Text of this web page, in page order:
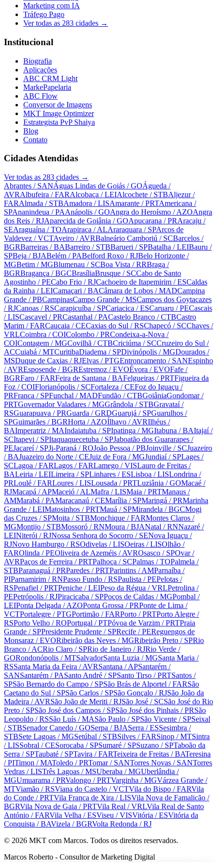
Marketing com IA
Tráfego Pago
Ver todas as 283 cidades →
Institucional
Biografia
Aplicações
ABC CRM Light
MarkePapelaria
ABC Flow
Conversor de Imagens
MKT Image Optimizer
Estrategista PvP Shaiya
Blog
Contato
Cidades Atendidas
Ver todas as 283 cidades →
Abrantes / SANÁguas Lindas de Goiás / GOÁgueda /
AVRAlbufeira / FARAlcobaça / LEIAlcochete / STBAljezur/
FARAlmada / STBAmadora / LISAmarante / PRTAmericana /
SPAnanindeua / PAAnápolis / GOAngra do Heroísmo / AZOAngra
dos Reis / RJAparecida de Goiânia / GOApucarana / PRAracaju /
SEAraguaína / TOArapiraca / ALAraraquara / SPArcos de
Valdevez / VCTAveiro / AVRBalneário Camboriú / SCBarcelos /
BGRBarreiras / BABarreiro / STBBarueri / SPBatalha / LEIBauru /
SPBeja / BJABelém / PABelford Roxo / RJBelo Horizonte /
MGBetim / MGBlumenau / SCBoa Vista / RRBraga /
BGRBragança / BGCBrasíliaBrusque / SCCabo de Santo
Agostinho / PECabo Frio / RJCachoeiro de Itapemirim / ESCaldas
da Rainha / LEICamaçari / BACâmara de Lobos / MADCampina
Grande / PBCampinasCampo Grande / MSCampos dos Goytacazes
/ RJCanoas / RSCarapicuíba / SPCariacica / ESCaruaru / PECascais
/ LISCascavel / PRCastanhal / PACastelo Branco / CTBCastro
Marim / FARCaucaia / CECaxias do Sul / RSChapecó / SCChaves /
VRLCoimbra / COIColombo / PRCondeixa-a-Nova /
COIContagem / MGCovilhã / CTBCriciúma / SCCruzeiro do Sul /
ACCuiabá / MTCuritibaDiadema / SPDivinópolis / MGDourados /
MSDuque de Caxias / RJElvas / PTGEntroncamento / SANEspinho
/ AVREsposende / BGREstremoz / EVOÉvora / EVOFafe /
BGRFaro / FARFeira de Santana / BAFelgueiras / PRTFigueira da
Foz / COIFlorianópolis / SCFortaleza / CEFoz do Iguaçu /
PRFranca / SPFunchal / MADFundão / CTBGoiâniaGondomar/
PRTGovernador Valadares / MGGrândola / STBGravataí/
RSGuarapuava / PRGuarda / GRDGuarujá / SPGuarulhos /
SPGuimarães / BGRHorta / AZOÍlhavo / AVRIlhéus /
BAImperatriz / MAIndaiatuba / SPIpatinga / MGItabuna / BAItajaí/
SCItapevi / SPItaquaquecetuba / SPJaboatão dos Guararapes /
PEJacareí/ SPJi-Paraná / ROJoão Pessoa / PBJoinville / SCJuazeiro
/ BAJuazeiro do Norte / CEJuiz de Fora / MGJundiaí/ SPLages /
SCLagoa / FARLagos / FARLamego / VISLauro de Freitas /
BALeiria / LEILimeira / SPLinhares / ESLisboa / LISLondrina /
PRLoulé / FARLoures / LISLousada / PRTLuziânia / GOMacaé /
RJMacapá / APMaceió / ALMafra / LISMaia / PRTManaus /
AMMarabá / PAMaracanaú / CEMarília / SPMaringá / PRMarinha
Grande / LEIMatosinhos / PRTMauá / SPMirandela / BGCMogi
das Cruzes / SPMoita / STBMonchique / FARMontes Claros /
MGMontijo / STBMossoró / RNMoura / BJANatal / RNNazaré /
LEINiterói / RJNossa Senhora do Socorro / SENova Iguaçu /
RJNovo Hamburgo / RSOdivelas / LISOeiras / LISOlhão /
FAROlinda / PEOliveira de Azeméis / AVROsasco / SPOvar/
AVRPaços de Ferreira / PRTPalhoça / SCPalmas / TOPalmela /
STBParanaguá / PRParedes / PRTParintins / AMParnaíba /
PIParnamirim / RNPasso Fundo / RSPaulista / PEPelotas /
RSPenafiel / PRTPeniche / LEIPeso da Régua / VRLPetrolina /
PEPetrópolis / RJPiracicaba / SPPoços de Caldas / MGPombal /
LEIPonta Delgada / AZOPonta Grossa / PRPonte de Lima /
VCTPortalegre / PTGPortimão / FARPorto / PRTPorto Alegre /
RSPorto Velho / ROPortugal / PTPóvoa de Varzim / PRTPraia
Grande / SPPresidente Prudente / SPRecife / PEReguengos de
Monsaraz / EVORibeirão das Neves / MGRibeirão Preto / SPRio
Branco / ACRio Claro / SPRio de Janeiro / RJRio Verde /
GORondonópolis / MTSalvadorSanta Luzia / MGSanta Maria /
RSSanta Maria da Feira / AVRSantana / APSantarém /
SANSantarém / PASanto André / SPSanto Tirso / PRTSantos /
SPSão Bernardo do Campo / SPSão Brás de Alportel / FARSão
Caetano do Sul / SPSão Carlos / SPSão Gonçalo / RJSão João da
Madeira / AVRSão João de Meriti / RJSão José / SCSão José do Rio
Preto / SPSão José dos Campos / SPSão José dos Pinhais / PRSão
Leopoldo / RSSão Luís / MASão Paulo / SPSão Vicente / SPSeixal
/ STBSenador Canedo / GOSerpa / BJASerra / ESSesimbra /
STBSete Lagoas / MGSetúbal / STBSilves / FARSinop / MTSintra
/ LISSobral / CESorocaba / SPSumaré / SPSuzano / SPTaboão da
Serra / SPTaubaté / SPTavira / FARTeixeira de Freitas / BATeresina
/ PITimon / MAToledo / PRTomar/ SANTorres Novas / SANTorres
Vedras / LISTrês Lagoas / MSUberaba / MGUberlândia /
MGUmuarama / PRValongo / PRTVarginha / MGVárzea Grande /
MTViamão / RSViana do Castelo / VCTVila do Bispo / FARVila
do Conde / PRTVila Franca de Xira / LISVila Nova de Famalicão /
BGRVila Nova de Gaia / PRTVila Real / VRLVila Real de Santo
António / FARVila Velha / ESViseu / VISVitória / ESVitória da
Conquista / BAVizela / BGRVolta Redonda / RJ
© 2026 MKT com Marcos. Todos os direitos reservados.
Marcos Roberto - Consultor de Marketing Digital